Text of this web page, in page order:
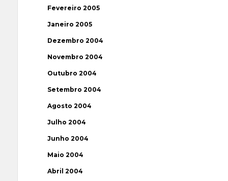
Fevereiro 2005
Janeiro 2005
Dezembro 2004
Novembro 2004
Outubro 2004
Setembro 2004
Agosto 2004
Julho 2004
Junho 2004
Maio 2004
Abril 2004